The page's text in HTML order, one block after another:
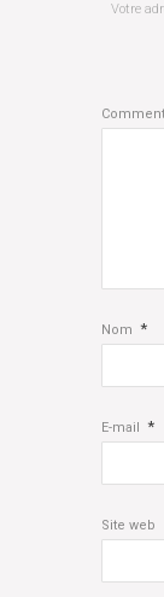
Votre
Nom *
E-mail *
Site web